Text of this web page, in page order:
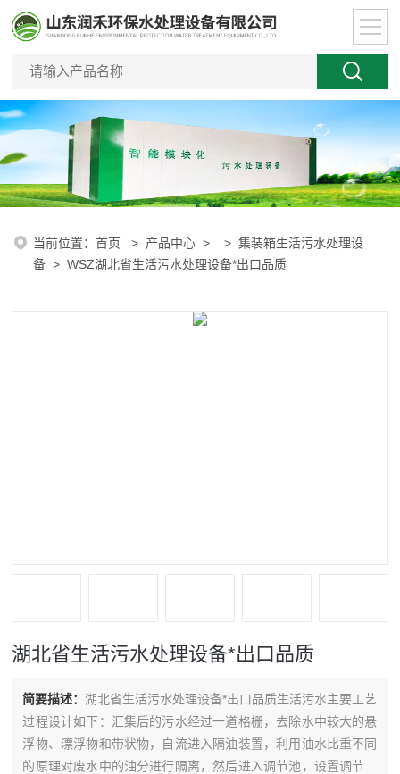
当前位置：首页 > 产品中心 > >集装箱生活污水处理设
备 > WSZ湖北省生活污水处理设备*出口品质
湖北省生活污水处理设备*出口品质
简要描述： 湖北省生活污水处理设备*出口品质生活污水主要工艺
过程设计如下：汇集后的污水经过一道格栅，去除水中较大的悬
浮物、漂浮物和带状物，自流进入隔油装置，利用油水比重不同
的原理对废水中的油分进行隔离，然后进入调节池，设置调节池